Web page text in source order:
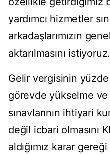
yardımcı hizmetler
arkadaşlarımızın
aktarılmasını istiyoruz.
Gelir vergisinin
görevde yükselme
sınavlarının ihtiyari
değil icbari olmasını
aldığımız karar